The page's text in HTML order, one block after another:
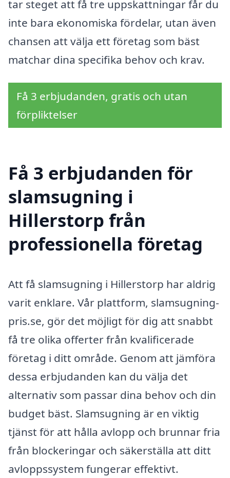
tar steget att få tre uppskattningar får du
inte bara ekonomiska fördelar, utan även
chansen att välja ett företag som bäst
matchar dina specifika behov och krav.
Få 3 erbjudanden, gratis och utan
förpliktelser
Få 3 erbjudanden för
slamsugning i
Hillerstorp från
professionella företag
Att få slamsugning i Hillerstorp har aldrig
varit enklare. Vår plattform, slamsugning-
pris.se, gör det möjligt för dig att snabbt
få tre olika offerter från kvalificerade
företag i ditt område. Genom att jämföra
dessa erbjudanden kan du välja det
alternativ som passar dina behov och din
budget bäst. Slamsugning är en viktig
tjänst för att hålla avlopp och brunnar fria
från blockeringar och säkerställa att ditt
avloppssystem fungerar effektivt.